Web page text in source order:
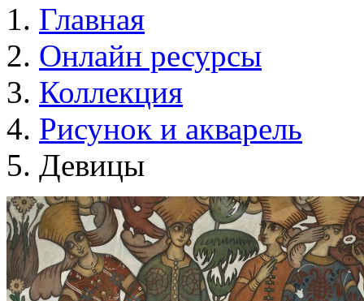
Главная
Онлайн ресурсы
Коллекция
Рисунок и акварель
Девицы